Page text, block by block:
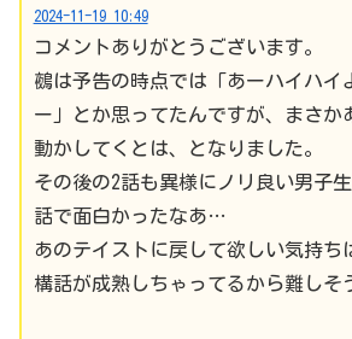
2024-11-19 10:49
コメントありがとうございます。
鵺は予告の時点では「あーハイハイ
ー」とか思ってたんですが、まさか
動かしてくとは、となりました。
その後の2話も異様にノリ良い男子
話で面白かったなあ…
あのテイストに戻して欲しい気持ち
構話が成熟しちゃってるから難しそ